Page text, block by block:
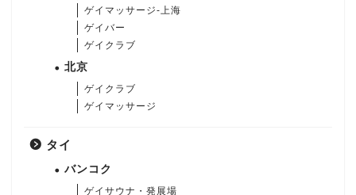
ゲイマッサージ-上海
ゲイバー
ゲイクラブ
北京
ゲイクラブ
ゲイマッサージ
タイ
バンコク
ゲイサウナ・発展場